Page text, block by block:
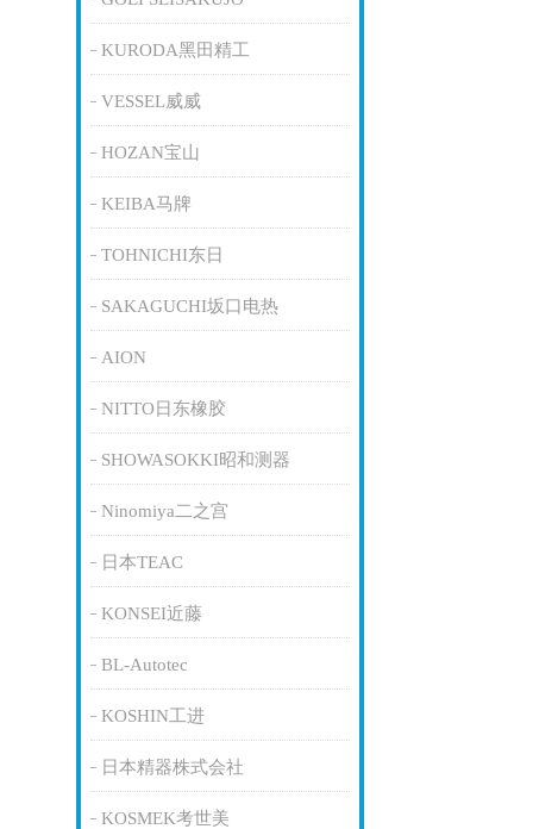
KURODA黑田精工
VESSEL威威
HOZAN宝山
KEIBA马牌
TOHNICHI东日
SAKAGUCHI坂口电热
AION
NITTO日东橡胶
SHOWASOKKI昭和测器
Ninomiya二之宫
日本TEAC
KONSEI近藤
BL-Autotec
KOSHIN工进
日本精器株式会社
KOSMEK考世美